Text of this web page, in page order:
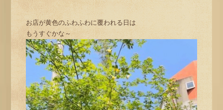
お店が黄色のふわふわに覆われる日は
もうすぐかな～